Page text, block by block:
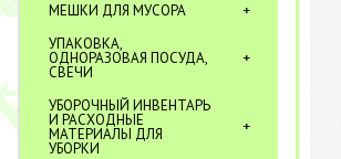
МЕШКИ ДЛЯ МУСОРА
УПАКОВКА,
ОДНОРАЗОВАЯ ПОСУДА,
СВЕЧИ
УБОРОЧНЫЙ ИНВЕНТАРЬ
И РАСХОДНЫЕ
МАТЕРИАЛЫ ДЛЯ
УБОРКИ